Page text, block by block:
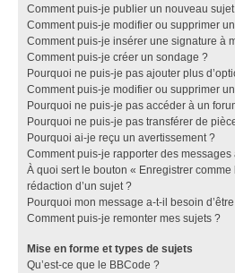
Comment puis-je publier un nouveau
Comment puis-je modifier ou supprimer
Comment puis-je insérer une signature à
Comment puis-je créer un sondage ?
Pourquoi ne puis-je pas ajouter plus
Comment puis-je modifier ou supprimer
Pourquoi ne puis-je pas accéder à un
Pourquoi ne puis-je pas transférer de
Pourquoi ai-je reçu un avertissement ?
Comment puis-je rapporter des
À quoi sert le bouton « Enregistrer
rédaction d’un sujet ?
Pourquoi mon message a-t-il besoin
Comment puis-je remonter mes sujets ?
Mise en forme et types de sujets
Qu’est-ce que le BBCode ?